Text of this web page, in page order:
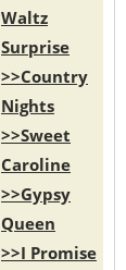
Waltz
Surprise
>>Country
Nights
>>Sweet
Caroline
>>Gypsy
Queen
>>I Promise